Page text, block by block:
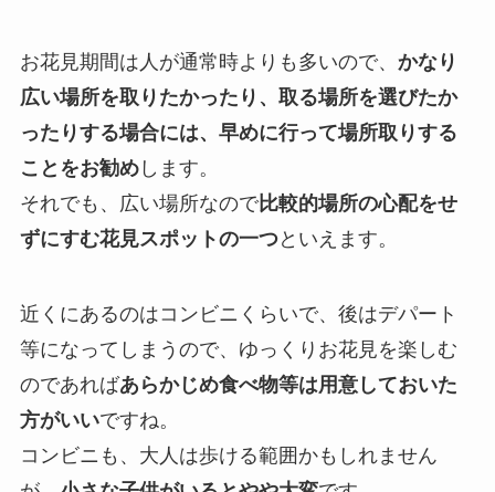
お花見期間は人が通常時よりも多いので、 かなり
広い場所を取りたかったり、取る場所を選びたか
ったりする場合には、早めに行って場所取りする
ことをお勧めします。
それでも、広い場所なので比較的場所の心配をせ
ずにすむ花見スポットの一つといえます。
近くにあるのはコンビニくらいで、後はデパート
等になってしまうので、ゆっくりお花見を楽しむ
のであればあらかじめ食べ物等は用意しておいた
方がいいですね。
コンビニも、大人は歩ける範囲かもしれません